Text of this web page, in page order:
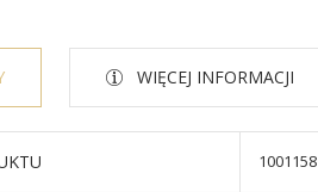
WIĘCEJ INFORMACJI
1001158